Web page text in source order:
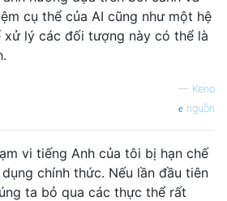
cụ thể của AI cũng như một hệ
xử lý các đối tượng này có thể là
— Keno
nguồn
vi tiếng Anh của tôi bị hạn chế
dụng chính thức. Nếu lần đầu tiên
ta bỏ qua các thực thể rất